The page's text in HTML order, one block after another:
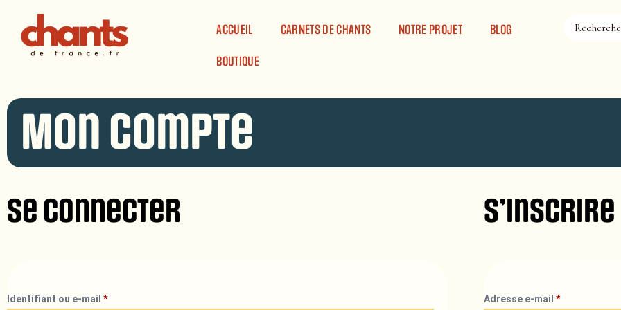
ACCUEIL
CARNETS DE CHANTS NOTRE PROJET BLOG
BOUTIQUE
Mon compte
Se connecter
Identifiant ou e-mail *
S’inscrire
Adresse e-mail*